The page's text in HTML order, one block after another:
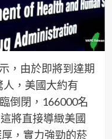
，由於即將到達期
人，美國大約有
倒閉，166000名
將直接導緻美國
，實力強勁的菸